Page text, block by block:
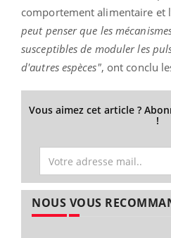
comportement alimentaire et
peut penser que les
susceptibles de moduler les
d'autres espèces", ont conclu
Vous aimez cet article ?
!
NOUS VOUS